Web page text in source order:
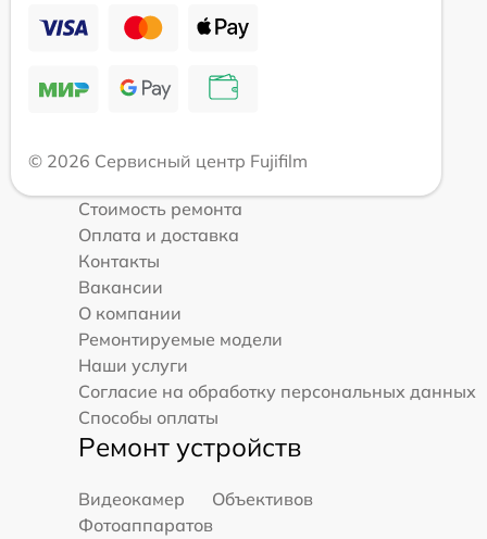
© 2026 Сервисный центр Fujifilm
Стоимость ремонта
Оплата и доставка
Контакты
Вакансии
О компании
Ремонтируемые модели
Наши услуги
Согласие на обработку персональных данных
Способы оплаты
Ремонт устройств
Видеокамер
Объективов
Фотоаппаратов